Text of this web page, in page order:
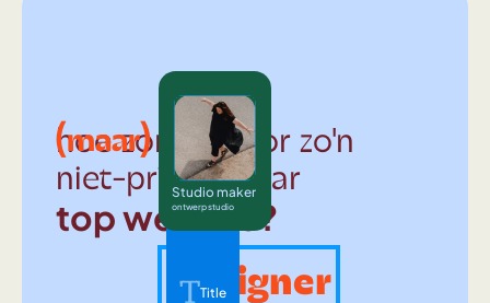
(maar)
hoe zorg je voor zo'n
niet-prima-maar
top website?
Designer
Title
Studio maker
ontwerp studio